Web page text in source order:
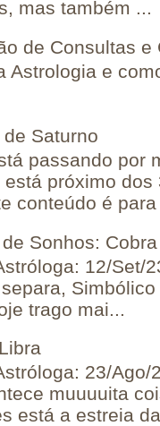
mas também ...
de Consultas e
Astrologia e
Saturno
passando por
está próximo
conteúdo é
Sonhos: Cobra
12/Set/
trago mai...
23/
muuuuita
está a estreia